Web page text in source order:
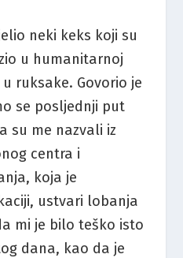
neki keks koji su
u humanitarnoj
ruksake. Govorio je
se posljednji put
su me nazvali iz
centra i
koja je
ustvari lobanja
mi je bilo teško isto
dana, kao da je